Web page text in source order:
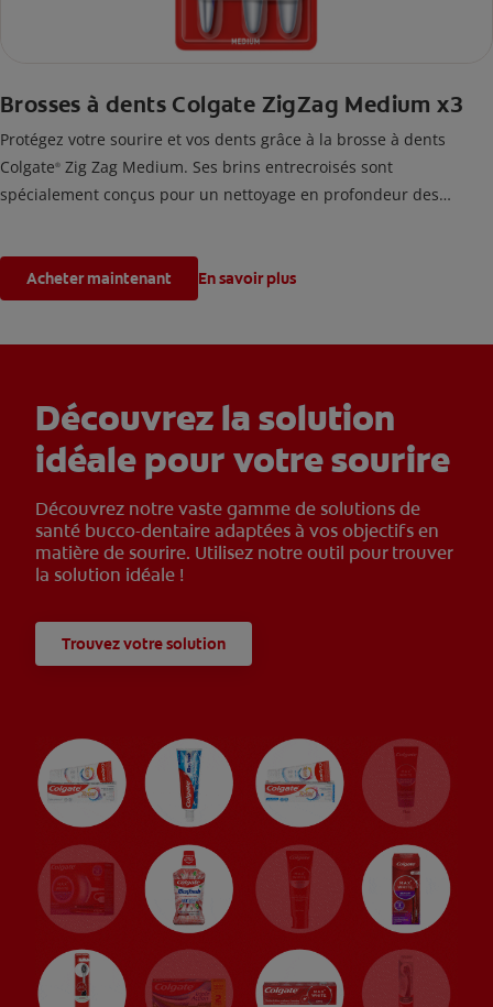
Brosses à dents Colgate ZigZag Medium x3
Protégez votre sourire et vos dents grâce à la brosse à dents
Colgate® Zig Zag Medium. Ses brins entrecroisés sont
spécialement conçus pour un nettoyage en profondeur des
Acheter maintenant En savoir plus
Découvrez la solution
idéale pour votre sourire
Découvrez notre vaste gamme de solutions de
santé bucco-dentaire adaptées à vos objectifs en
matière de sourire. Utilisez notre outil pour trouver
la solution idéale !
Trouvez votre solution